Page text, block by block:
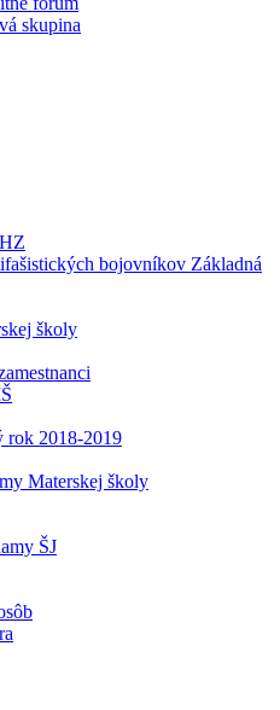
skupina
bojovníkov Základná
školy
rok 2018-2019
Materskej školy
ŠJ